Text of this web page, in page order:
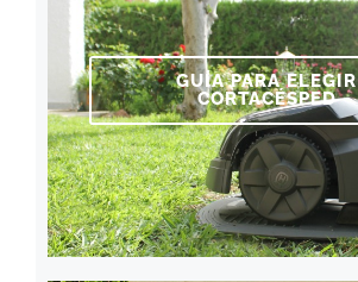
GUÍA PARA ELEGIR
CORTACÉSPED